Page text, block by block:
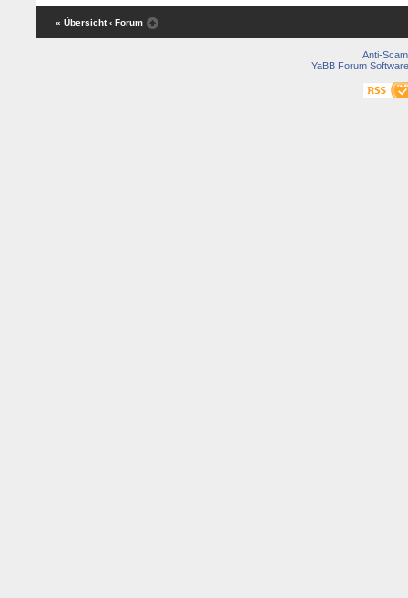
« Übersicht ‹ Forum
Anti-Scam
YaBB Forum Software